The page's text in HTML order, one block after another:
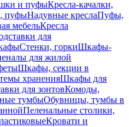
и пуфыКресла-качалки,
пуфыНадувные креслаПуфы,
мебельКресла
для
Стенки, горкиШкафы-
для жилой
Шкафы, секции в
храненияШкафы для
для зонтовКомоды,
тумбыОбувницы, тумбы в
Пеленальные столики,
Кровати и